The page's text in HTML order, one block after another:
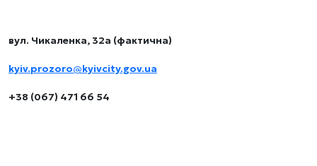
вул. Чикаленка, 32а (фактична)
kyiv.prozoro@kyivcity.gov.ua
+38 (067) 471 66 54